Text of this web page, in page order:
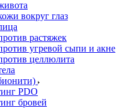
вокруг глаз
растяжек
угревой сыпи и акне
целлюлита
PDO
бровей